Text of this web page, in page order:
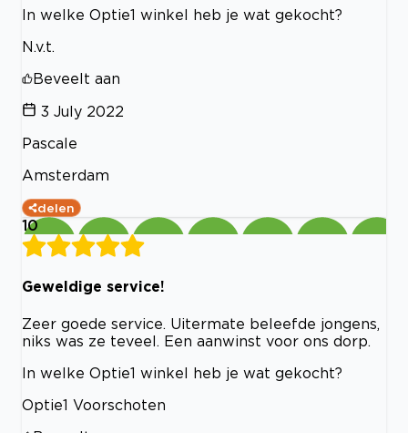
In welke Optie1 winkel heb je wat gekocht?
N.v.t.
Beveelt aan
3 July 2022
Pascale
Amsterdam
delen
10
Geweldige service!
Zeer goede service. Uitermate beleefde jongens,
niks was ze teveel. Een aanwinst voor ons dorp.
In welke Optie1 winkel heb je wat gekocht?
Optie1 Voorschoten